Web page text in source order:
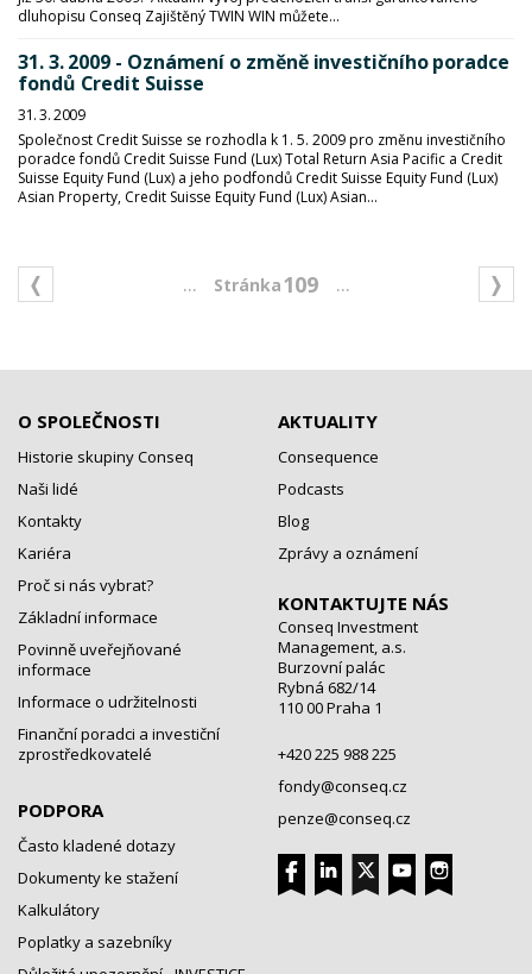
dluhopisu Conseq Zajištěný TWIN WIN můžete...
31. 3. 2009 - Oznámení o změně investičního poradce
fondů Credit Suisse
31. 3. 2009
Společnost Credit Suisse se rozhodla k 1. 5. 2009 pro změnu investičního
poradce fondů Credit Suisse Fund (Lux) Total Return Asia Pacific a Credit
Suisse Equity Fund (Lux) a jeho podfondů Credit Suisse Equity Fund (Lux)
Asian Property, Credit Suisse Equity Fund (Lux) Asian...
... 109 ...
O SPOLEČNOSTI
Historie skupiny Conseq
Naši lidé
Kontakty
Kariéra
Proč si nás vybrat?
Základní informace
Povinně uveřejňované
informace
Informace o udržitelnosti
Finanční poradci a investiční
zprostředkovatelé
PODPORA
Často kladené dotazy
Dokumenty ke stažení
Kalkulátory
Poplatky a sazebníky
AKTUALITY
Consequence
Podcasts
Blog
Zprávy a oznámení
KONTAKTUJTE NÁS
Conseq Investment
Management, a.s.
Burzovní palác
Rybná 682/14
110 00 Praha 1
+420 225 988 225
fondy@conseq.cz
penze@conseq.cz